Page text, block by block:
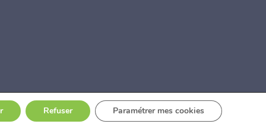
Refuser Paramétrer mes cookies